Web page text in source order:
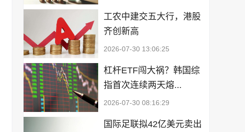
工农中建交五大行，港股
齐创新高
2026-07-30 13:06:25
杠杆ETF闯大祸？韩国综
指首次连续两天熔...
2026-07-30 08:16:29
国际足联拟42亿美元卖出